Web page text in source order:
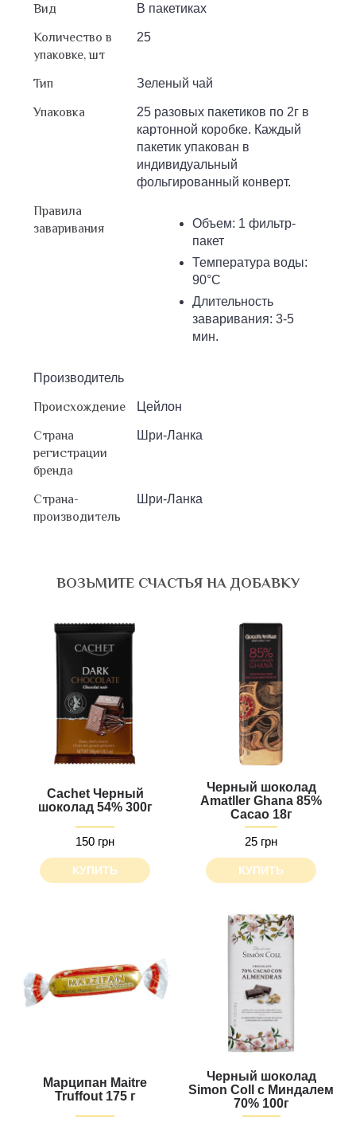
Вид В пакетиках
Количество в
упаковке, шт
25
Тип Зеленый чай
Упаковка
25 разовых пакетиков по 2г в
картонной коробке. Каждый
пакетик упакован в
индивидуальный
фольгированный конверт.
Правила
заваривания
Объем: 1 фильтр-
пакет
Температура воды:
90°С
Длительность
заваривания: 3-5
мин.
Производитель
Происхождение Цейлон
Страна
регистрации
бренда
Шри-Ланка
Страна-
производитель
Шри-Ланка
ВОЗЬМИТЕ СЧАСТЬЯ НА ДОБАВКУ
Cachet Черный
шоколад 54% 300г
150 грн
КУПИТЬ
Черный шоколад
Amatller Ghana 85%
Cacao 18г
25 грн
КУПИТЬ
Марципан Maitre
Truffout 175 г
Черный шоколад
Simon Coll с Миндалем
70% 100г